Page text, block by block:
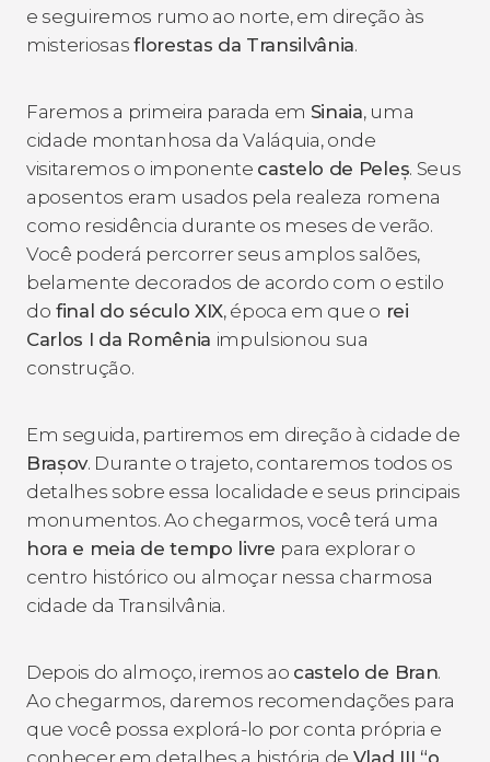
e seguiremos rumo ao norte, em direção às
misteriosasflorestas da Transilvânia.
Faremos a primeira parada em Sinaia, uma
cidade montanhosa da Valáquia, onde
visitaremos o imponente castelo de Peleș. Seus
aposentos eram usados pela realeza romena
como residência durante os meses de verão.
Você poderá percorrer seus amplos salões,
belamente decorados de acordo com o estilo
do final do século XIX, época em que o rei
Carlos I da Romênia impulsionou sua
construção.
Em seguida, partiremos em direção à cidade de
Brașov. Durante o trajeto, contaremos todos os
detalhes sobre essa localidade e seus principais
monumentos. Ao chegarmos, você terá uma
hora e meia de tempo livre para explorar o
centro histórico ou almoçar nessa charmosa
cidade da Transilvânia.
Depois do almoço, iremos ao castelo de Bran.
Ao chegarmos, daremos recomendações para
que você possa explorá-lo por conta própria e
conhecer em detalhes a história de Vlad III “o